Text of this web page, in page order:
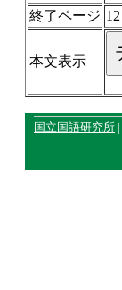
終了ページ 12
本文表示
国立国語研究所 |